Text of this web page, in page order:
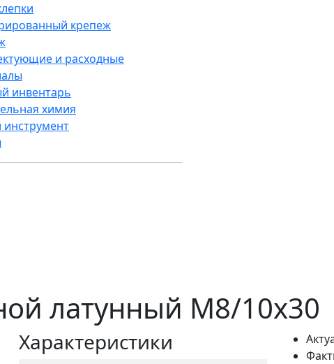
крепеж
и расходные
инвентарь
химия
инструмент
латунный M8/10x30
Характеристики